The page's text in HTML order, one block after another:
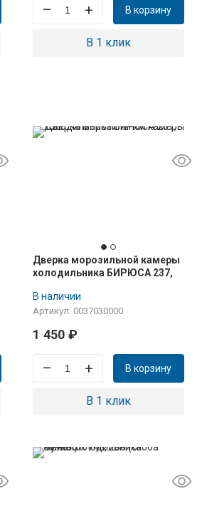
– + В корзину
В 1 клик
Дверка морозильной камеры
холодильника БИРЮСА 237,
В наличии
Артикул: 0037030000
1 450 ₽
– + В корзину
В 1 клик